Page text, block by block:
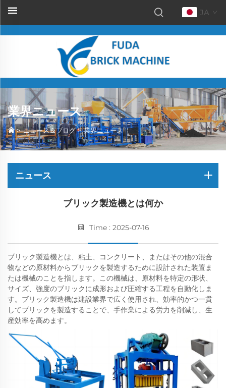
JA
業界ニュース
>ニュース＆ブログ>業界ニュース
ニュース
ブリック製造機とは何か
Time : 2025-07-16
ブリック製造機とは、粘土、コンクリート、またはその他の混合
物などの原材料からブリックを製造するために設計された装置ま
たは機械のことを指します。この機械は、原材料を特定の形状、
サイズ、強度のブリックに成形および圧縮する工程を自動化しま
す。ブリック製造機は建設業界で広く使用され、効率的かつ一貫
してブリックを製造することで、手作業による労力を削減し、生
産効率を高めます。